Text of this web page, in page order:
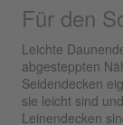
Für den
Leichte
abgesteppten
Seidendecken
sie leicht sind
Leinendecken